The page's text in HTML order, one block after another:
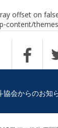
offset on
content/
協会からのお知